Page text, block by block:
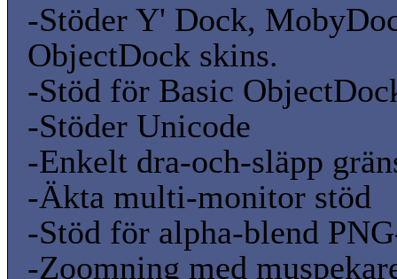
-Stöder Y' Dock,
ObjectDock skins.
-Stöd för Basic
-Stöder Unicode
-Enkelt dra-och-släpp
-Äkta multi-monitor stöd
-Stöd för alpha-blend
-Zoomning med